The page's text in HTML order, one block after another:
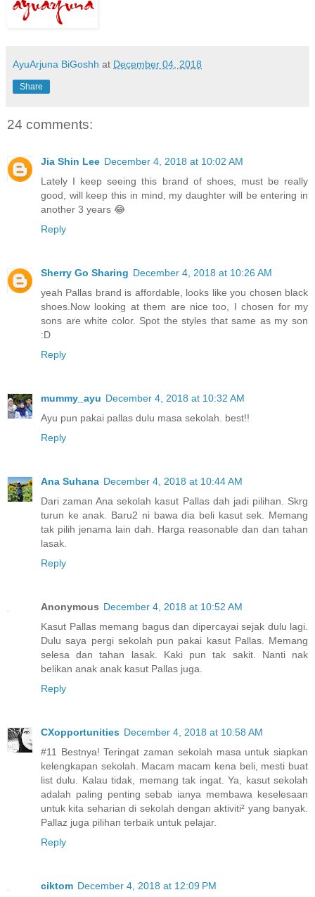
AyuArjuna BiGoshh at December 04, 2018
Share
24 comments:
Jia Shin Lee December 4, 2018 at 10:02 AM
Lately I keep seeing this brand of shoes, must be really
good, will keep this in mind, my daughter will be entering in
another 3 years 😂
Reply
Sherry Go Sharing December 4, 2018 at 10:26 AM
yeah Pallas brand is affordable, looks like you chosen black
shoes.Now looking at them are nice too, I chosen for my
sons are white color. Spot the styles that same as my son
:D
Reply
mummy_ayu December 4, 2018 at 10:32 AM
Ayu pun pakai pallas dulu masa sekolah. best!!
Reply
Ana Suhana December 4, 2018 at 10:44 AM
Dari zaman Ana sekolah kasut Pallas dah jadi pilihan. Skrg
turun ke anak. Baru2 ni bawa dia beli kasut sek. Memang
tak pilih jenama lain dah. Harga reasonable dan dan tahan
lasak.
Reply
Anonymous December 4, 2018 at 10:52 AM
Kasut Pallas memang bagus dan dipercayai sejak dulu lagi.
Dulu saya pergi sekolah pun pakai kasut Pallas. Memang
selesa dan tahan lasak. Kaki pun tak sakit. Nanti nak
belikan anak anak kasut Pallas juga.
Reply
CXopportunities December 4, 2018 at 10:58 AM
#11 Bestnya! Teringat zaman sekolah masa untuk siapkan
kelengkapan sekolah. Macam macam kena beli, mesti buat
list dulu. Kalau tidak, memang tak ingat. Ya, kasut sekolah
adalah paling penting sebab ianya membawa keselesaan
untuk kita seharian di sekolah dengan aktiviti² yang banyak.
Pallaz juga pilihan terbaik untuk pelajar.
Reply
ciktom December 4, 2018 at 12:09 PM